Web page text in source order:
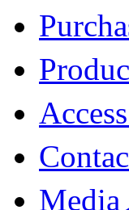
Access
Media